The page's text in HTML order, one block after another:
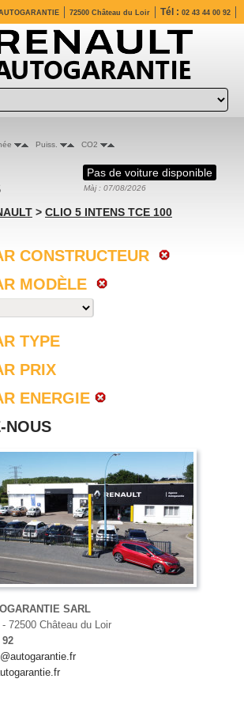
72500 Château du Loir Tél : 02 43 44 00 92
Puiss. CO2
Pas de voiture disponible
Màj : 07/08/2026
> CLIO 5 INTENS TCE 100
CONSTRUCTEUR
MODÈLE
TYPE
PRIX
ENERGIE
NOUS
SARL
72500 Château du Loir
92